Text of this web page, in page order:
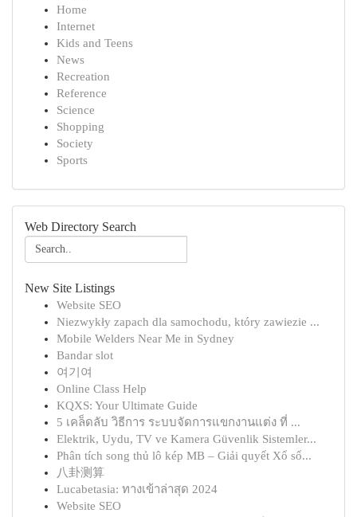
Home
Internet
Kids and Teens
News
Recreation
Reference
Science
Shopping
Society
Sports
Web Directory Search
New Site Listings
Website SEO
Niezwykły zapach dla samochodu, który zawiezie ...
Mobile Welders Near Me in Sydney
Bandar slot
여기여
Online Class Help
KQXS: Your Ultimate Guide
5 เคล็ดลับ วิธีการ ระบบจัดการแขกงานแต่ง ที่ ...
Elektrik, Uydu, TV ve Kamera Güvenlik Sistemler...
Phân tích song thủ lô kép MB – Giải quyết Xổ số...
八卦测算
Lucabetasia: ทางเข้าล่าสุด 2024
Website SEO